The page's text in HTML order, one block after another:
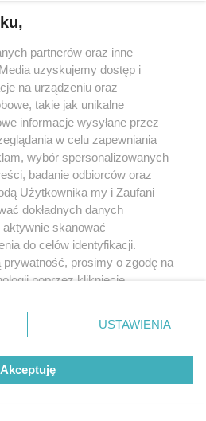
partnerów oraz inne
uzyskujemy dostęp i
na urządzeniu oraz
takie jak unikalne
informacje wysyłane przez
w celu zapewniania
wybór spersonalizowanych
badanie odbiorców oraz
Użytkownika my i Zaufani
dokładnych danych
skanować
do celów identyfikacji.
prosimy o zgodę na
poprzez kliknięcie
przycisk ustawień prywatności
rogu strony
nie wymagają zgody
sprzeciwić się takiemu
będą miały zastosowanie tylko
USTAWIENIA
Akceptuję